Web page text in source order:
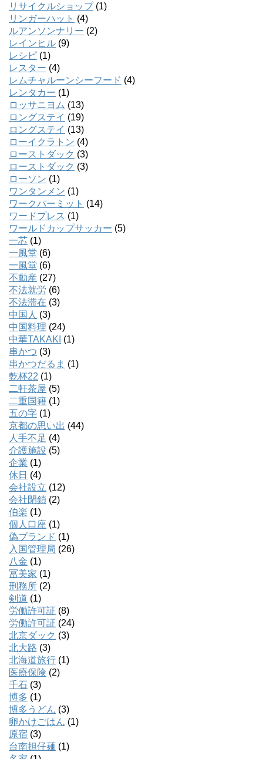
リサイクルショップ(1)
リンガーハット (4)
ルアンソンナリー (2)
レインヒル (9)
レシピ (1)
レスター (4)
レムチャルーンシーフード (4)
レンタカー (1)
ロッサニヨム (13)
ロングステイ (19)
ロングステイ (13)
ローイクラトン (4)
ローストダック (3)
ローストダック (3)
ローソン (1)
ワンタンメン (1)
ワークパーミット (14)
ワードプレス (1)
ワールドカップサッカー (5)
一芯 (1)
一風堂 (6)
一風堂 (6)
不動産 (27)
不法就労 (6)
不法滞在 (3)
中国人 (3)
中国料理 (24)
中華TAKAKI (1)
串かつ (3)
串かつだるま (1)
乾杯22 (1)
二軒茶屋 (5)
二重国籍 (1)
五の字 (1)
京都の思い出 (44)
人手不足 (4)
介護施設 (5)
企業 (1)
休日 (4)
会社設立 (12)
会社閉鎖 (2)
伯楽 (1)
個人口座 (1)
偽ブランド (1)
入国管理局 (26)
八金 (1)
冨美家 (1)
刑務所 (2)
剣道 (1)
労働許可証 (8)
労働許可証 (24)
北京ダック (3)
北大路 (3)
北海道旅行 (1)
医療保険 (2)
千石 (3)
博多 (1)
博多うどん (3)
卵かけごはん (1)
原宿 (3)
台南担仔麺 (1)